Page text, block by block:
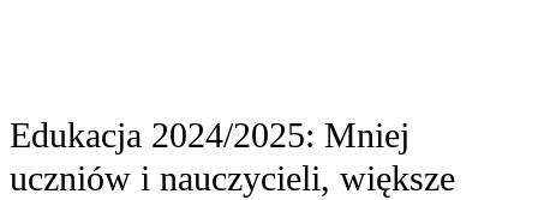
Edukacja 2024/2025: Mniej
uczniów i nauczycieli, większe